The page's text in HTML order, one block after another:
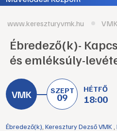
www.kereszturyvmk.hu VMK
Ébredező(k)-
és emléksúly-
SZEPT
09
HÉTFŐ
18:00
Ébredező(k) Keresztury Dezső VMK